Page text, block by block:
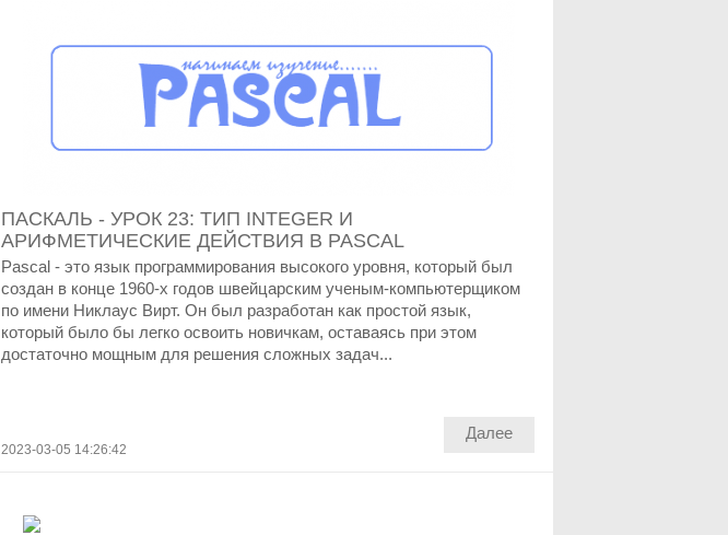
ПАСКАЛЬ - УРОК 23: ТИП INTEGER И
АРИФМЕТИЧЕСКИЕ ДЕЙСТВИЯ В PASCAL
Pascal - это язык программирования высокого уровня, который был
создан в конце 1960-х годов швейцарским ученым-компьютерщиком
по имени Никлаус Вирт. Он был разработан как простой язык,
который было бы легко освоить новичкам, оставаясь при этом
достаточно мощным для решения сложных задач...
2023-03-05 14:26:42
Далее